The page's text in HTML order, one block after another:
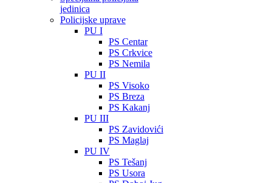
jedinica
Policijske uprave
PU I
PS Centar
PS Crkvice
PS Nemila
PU II
PS Visoko
PS Breza
PS Kakanj
PU III
PS Zavidovići
PS Maglaj
PU IV
PS Tešanj
PS Usora